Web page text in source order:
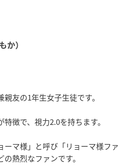
か）
友の1年生女子生徒です。
徴で、視力2.0を持ちます。
ーマ様」と呼び「リョーマ様ファ
熱烈なファンです。